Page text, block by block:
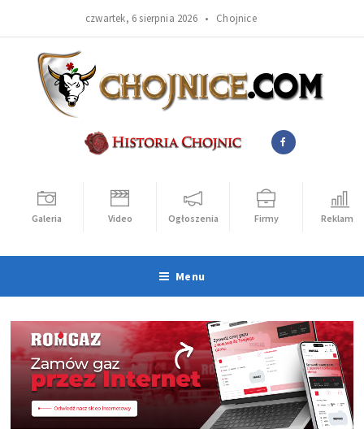
czwartek, 6 sierpnia 2026 • Chojnice
Galeria Video Ogłoszenia Firmy Reklama
Menu